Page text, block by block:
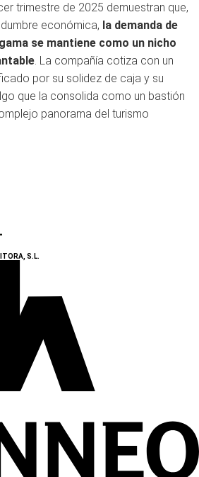
trimestre de 2025 demuestran que,
económica, la demanda de
se mantiene como un nicho
. La compañía cotiza con un
por su solidez de caja y su
que la consolida como un bastión
panorama del turismo
S.L.